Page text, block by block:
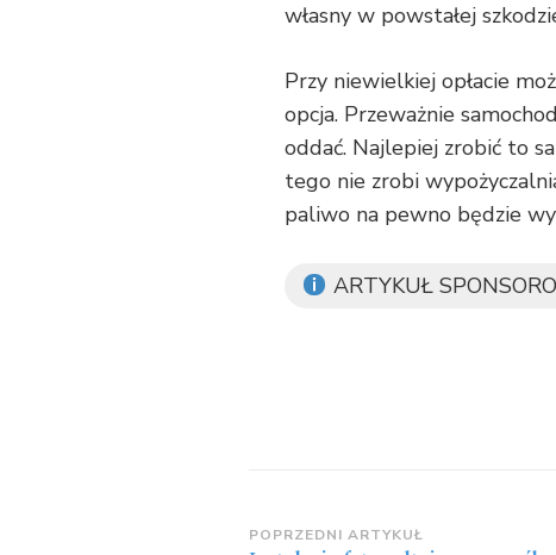
własny w powstałej
Przy niewielkiej opłacie
opcja. Przeważnie
oddać. Najlepiej zrobić to
tego nie zrobi
paliwo na pewno będzie
ARTYKUŁ
Zobacz
POPRZEDNI ARTYKUŁ